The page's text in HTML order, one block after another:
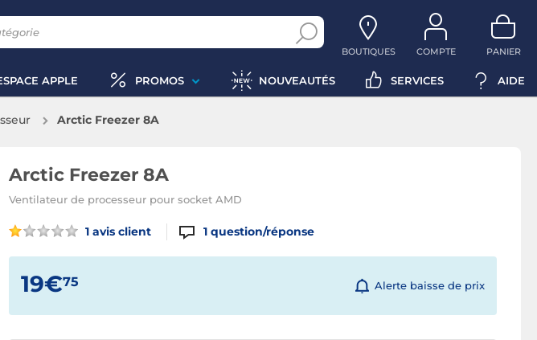
BOUTIQUES COMPTE PANIER
APPLE PROMOS NOUVEAUTÉS SERVICES AIDE
Arctic Freezer 8A
Arctic Freezer 8A
Ventilateur de processeur pour socket AMD
1 avis client 1 question/réponse
19€75 Alerte baisse de prix